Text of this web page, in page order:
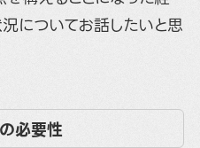
についてお話したいと思
必要性